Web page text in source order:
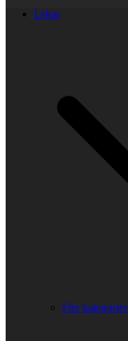
Lekar
Fler kategorier